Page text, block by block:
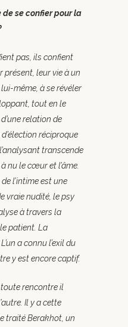
se confier pour la
pas, ils confient
présent, leur vie à un
même, à se révéler
tout en le
relation de
réciproque
transcende
nu le cœur et l’âme.
l’intime est une
vraie nudité, le psy
à travers la
patient. La
a connu l’exil du
y est encore captif.
toute rencontre il
Il y a cette
traité Berakhot, un